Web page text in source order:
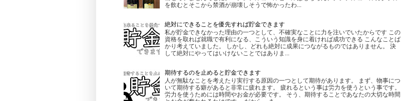
を飲むとそこから禁酒が崩壊しそうで怖かったわ...
絶対にできることを優先すれば貯金できます
私が貯金できなかった理由の一つとして、不確実なことに力を注いでいたからです この
資格を取れば就職で有利になる、こういう知識を身に着ければ成功できる こんなことば
かり考えていました。 しかし、どれも絶対に成果につながるものではありません。 決
して絶対にやってはいけないことではありま...
期待するのを止めると貯金できます
人が無駄なことを考えたり実行する原因の一つとして期待があります。 まず、物事につ
いて期待する癖があると非常に疲れます。 疲れるという事は労力を使うという事です。
労力を使うためには時間やお金が必要です。 そう、期待することであなたの大切な時間